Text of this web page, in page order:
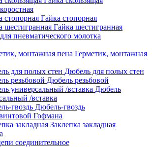
Гайка стопорная
Гайка шестигранная
пневматического молотка
Герметик, монтажная
Дюбель для полых стен
Дюбель резьбовой
Дюбель
/вставка
Дюбель-гвоздь
Гофмана
Заклепка закладная
соединительное